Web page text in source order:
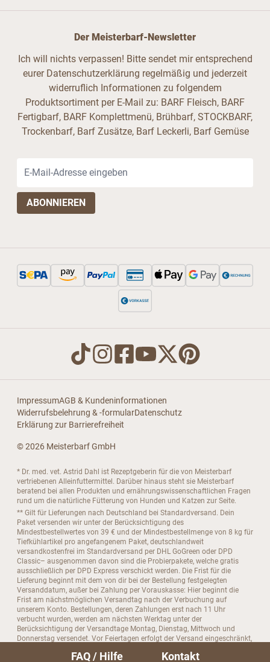
Der Meisterbarf-Newsletter
Ich will nichts verpassen! Bitte sendet mir entsprechend
eurer Datenschutzerklärung regelmäßig und jederzeit
widerruflich Informationen zu folgendem
Produktsortiment per E-Mail zu: BARF Fleisch, BARF
Fertigbarf, BARF Komplettmenü, Brühbarf, STOCKBARF,
Trockenbarf, Barf Zusätze, Barf Leckerli, Barf Gemüse
ImpressumAGB & Kundeninformationen
Widerrufsbelehrung & -formularDatenschutz
Erklärung zur Barrierefreiheit
© 2026 Meisterbarf GmbH
* Dr. med. vet. Astrid Dahl ist Rezeptgeberin für die von Meisterbarf
vertriebenen Alleinfuttermittel. Darüber hinaus steht sie Meisterbarf
beratend bei allen Produkten und ernährungswissenschaftlichen Fragen
rund um die natürliche Fütterung von Hunden und Katzen zur Seite.
** Gilt für Lieferungen nach Deutschland bei Standardversand. Dein
Paket versenden wir unter der Berücksichtigung des
Mindestbestellwertes von 39 € und der Mindestbestellmenge von 8 kg für
Tiefkühlartikel pro angefangenem Paket, deutschlandweit
versandkostenfrei im Standardversand per DHL GoGreen oder DPD
Classic– ausgenommen davon sind die Probierpakete, welche gratis
ausschließlich per DPD Express verschickt werden. Die Frist für die
Lieferung beginnt mit dem von dir bei der Bestellung festgelegten
Versanddatum, außer bei Zahlung per Vorauskasse: Hier beginnt die
Frist am nächstmöglichen Versandtag nach der Verbuchung auf
unserem Konto. Bestellungen, deren Zahlungen erst nach 11 Uhr
verbucht wurden, werden am nächsten Werktag unter der
Berücksichtigung der Versandtage Montag, Dienstag, Mittwoch und
Donnerstag versendet. Vor Feiertagen erfolgt der Versand eingeschränkt,
Standardversand grundsätzlich keine Laufzeitgarantie gibt.
FAQ / Hilfe Kontakt